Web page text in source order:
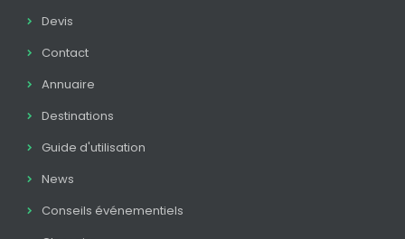
Devis
Contact
Annuaire
Destinations
Guide d'utilisation
News
Conseils événementiels